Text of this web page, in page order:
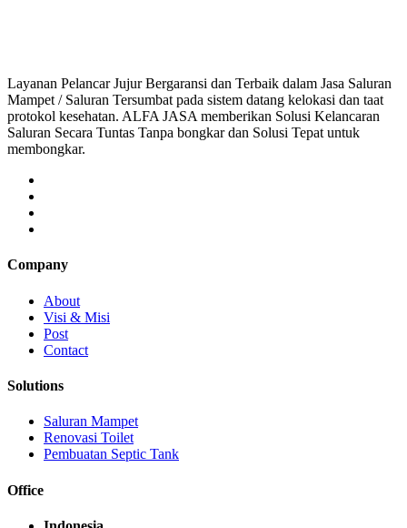
Layanan Pelancar Jujur Bergaransi dan Terbaik dalam Jasa Saluran
Mampet / Saluran Tersumbat pada sistem datang kelokasi dan taat
protokol kesehatan. ALFA JASA memberikan Solusi Kelancaran
Saluran Secara Tuntas Tanpa bongkar dan Solusi Tepat untuk
membongkar.
Company
About
Visi & Misi
Post
Contact
Solutions
Saluran Mampet
Renovasi Toilet
Pembuatan Septic Tank
Office